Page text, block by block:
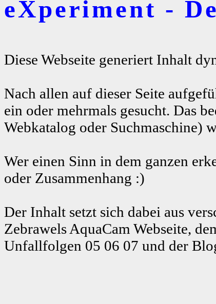
eXperiment -
Diese Webseite generiert Inhalt
Nach allen auf dieser Seite
ein oder mehrmals gesucht. Das
Webkatalog oder Suchmaschine)
Wer einen Sinn in dem ganzen
oder Zusammenhang :)
Der Inhalt setzt sich dabei aus
Zebrawels AquaCam Webseite,
Unfallfolgen 05 06 07 und der